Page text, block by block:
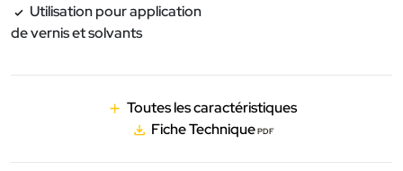
Utilisation pour application
de vernis et solvants
Toutes les caractéristiques
Fiche Technique PDF